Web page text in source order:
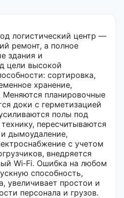
логистический центр —
ремонт, а полное
здания и
цели высокой
сортировка,
хранение,
Меняются планировочные
доки с герметизацией
полы под
пересчитываются
дымоудаление,
с учетом
внедряется
Wi‑Fi. Ошибка на любом
способность,
увеличивает простои и
персонала и грузов.